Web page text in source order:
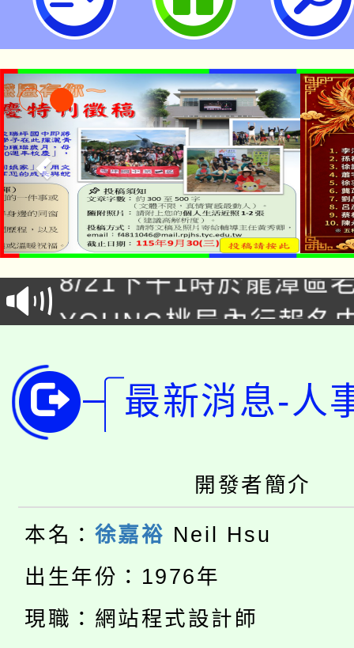
「本色祭」8/29、30
場熱烈登場!
8/21下午1時於龍潭區
徵才活動。
YOUNG桃局內行報名
開!
115年桃園市運動會8/
田徑場及游泳池舉行。
桃園市低收入戶享有免
視費優惠，中低收入戶
半價優惠，詳情可洽有
者。
大園自造教育及科技
份教師增能研習
大溪自造教育及科技中
份教師研習
淨零綠生活教案入校路
會
115年食農教育專業人
程
「本色祭」8/29、30在
最新消息-人
開發者簡介
本名： 徐嘉裕 Neil Hsu
出生年份：1976年
現職：網站程式設計師